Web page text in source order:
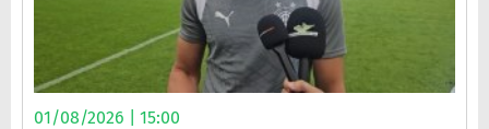
01/08/2026 | 15:00